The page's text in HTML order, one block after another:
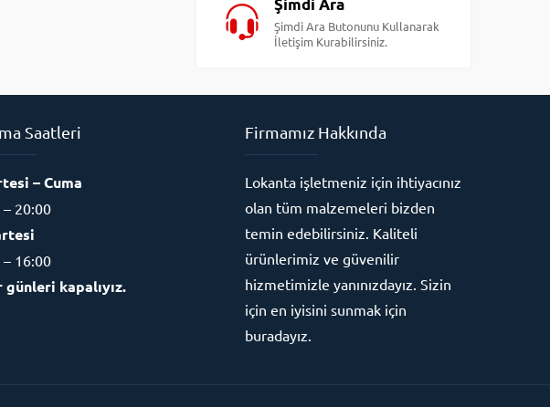
Şimdi Ara
Şimdi Ara Butonunu Kullanarak
İletişim Kurabilirsiniz.
Saatleri
– Cuma
20:00
16:00
günleri kapalıyız.
Firmamız Hakkında
Lokanta işletmeniz için ihtiyacınız
olan tüm malzemeleri bizden
temin edebilirsiniz. Kaliteli
ürünlerimiz ve güvenilir
hizmetimizle yanınızdayız. Sizin
için en iyisini sunmak için
buradayız.